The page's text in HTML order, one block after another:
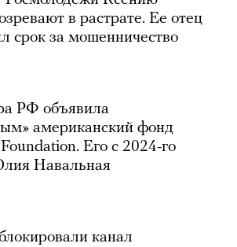
в растрате. Ее отец
срок за мошенничество
РФ объявила
американский фонд
Его с 2024-го
Навальная
канал